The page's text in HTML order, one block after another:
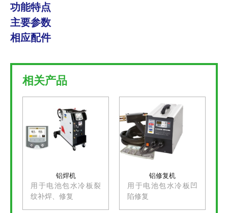
功能特点
主要参数
相应配件
相关产品
铝焊机
用于电池包水冷板裂
纹补焊、修复
铝修复机
用于电池包水冷板凹
陷修复